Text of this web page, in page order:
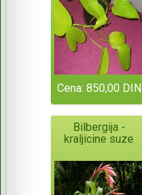
Cena: 850,00 DIN
Bilbergija -
kraljicine suze